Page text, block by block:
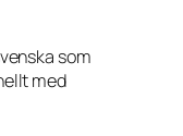
som
med